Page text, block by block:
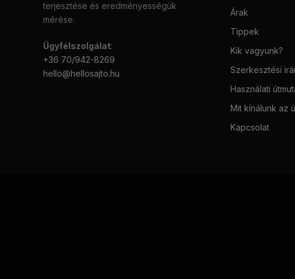
terjesztése és eredményességük
mérése.
Ügyfélszolgálat:
+36 70/942-8269
hello@hellosajto.hu
Árak
Tippek
Kik vagyunk?
Szerkesztési
Használati
Mit kínálunk az
Kapcsolat